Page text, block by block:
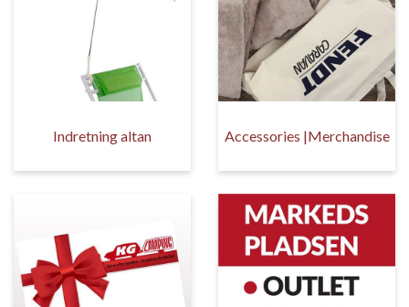
Indretning altan Accessories |Merchandise